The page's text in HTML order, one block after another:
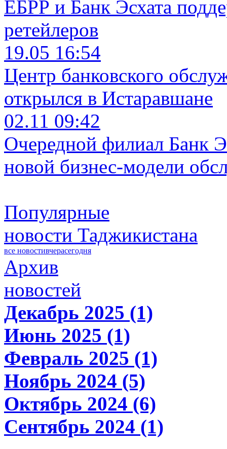
ЕБРР и Банк Эсхата
ретейлеров
19.05 16:54
Центр банковского
открылся в Истаравшане
02.11 09:42
Очередной филиал Банк
новой бизнес-модели
Популярные
новости Таджикистана
все новостивчерасегодня
Архив
новостей
Декабрь 2025 (1)
Июнь 2025 (1)
Февраль 2025 (1)
Ноябрь 2024 (5)
Октябрь 2024 (6)
Сентябрь 2024 (1)